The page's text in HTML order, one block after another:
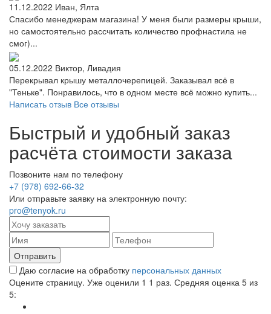
11.12.2022 Иван, Ялта
Спасибо менеджерам магазина! У меня были размеры крыши,
но самостоятельно рассчитать количество профнастила не
смог)...
05.12.2022 Виктор, Ливадия
Перекрывал крышу металлочерепицей. Заказывал всё в
"Теньке". Понравилось, что в одном месте всё можно купить...
Написать отзыв Все отзывы
Быстрый и удобный заказ
расчёта стоимости заказа
Позвоните нам по телефону
+7 (978) 692-66-32
Или отправьте заявку на электронную почту:
pro@tenyok.ru
Даю согласие на обработку персональных данных
Оцените страницу. Уже оценили 1 1 раз. Средняя оценка 5 из
5: